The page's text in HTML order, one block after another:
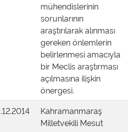
mühendislerinin
sorunlarının
araştırılarak alınması
gereken önlemlerin
belirlenmesi amacıyla
bir Meclis araştırması
açılmasına ilişkin
önergesi.
Kahramanmaraş
Milletvekili Mesut